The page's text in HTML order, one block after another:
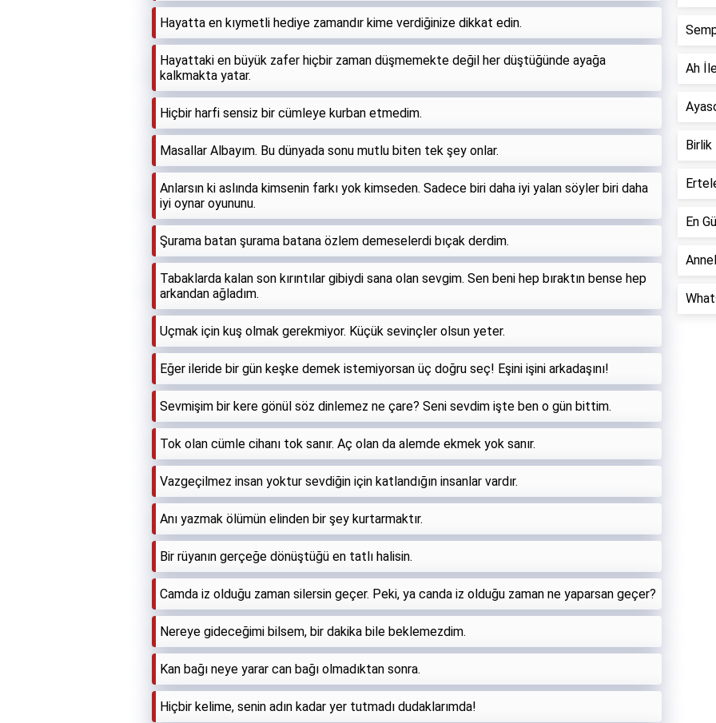
Hayatta en kıymetli hediye zamandır kime verdiğinize dikkat edin.
Hayattaki en büyük zafer hiçbir zaman düşmemekte değil her düştüğünde ayağa
kalkmakta yatar.
Hiçbir harfi sensiz bir cümleye kurban etmedim.
Masallar Albayım. Bu dünyada sonu mutlu biten tek şey onlar.
Anlarsın ki aslında kimsenin farkı yok kimseden. Sadece biri daha iyi yalan söyler biri daha
iyi oynar oyununu.
Şurama batan şurama batana özlem demeselerdi bıçak derdim.
Tabaklarda kalan son kırıntılar gibiydi sana olan sevgim. Sen beni hep bıraktın bense hep
arkandan ağladım.
Uçmak için kuş olmak gerekmiyor. Küçük sevinçler olsun yeter.
Eğer ileride bir gün keşke demek istemiyorsan üç doğru seç! Eşini işini arkadaşını!
Sevmişim bir kere gönül söz dinlemez ne çare? Seni sevdim işte ben o gün bittim.
Tok olan cümle cihanı tok sanır. Aç olan da alemde ekmek yok sanır.
Vazgeçilmez insan yoktur sevdiğin için katlandığın insanlar vardır.
Anı yazmak ölümün elinden bir şey kurtarmaktır.
Bir rüyanın gerçeğe dönüştüğü en tatlı halisin.
Camda iz olduğu zaman silersin geçer. Peki, ya canda iz olduğu zaman ne yaparsan geçer?
Nereye gideceğimi bilsem, bir dakika bile beklemezdim.
Kan bağı neye yarar can bağı olmadıktan sonra.
Hiçbir kelime, senin adın kadar yer tutmadı dudaklarımda!
Ah
Birlik
En